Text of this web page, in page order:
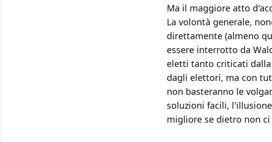
Ma il maggiore atto
La volontà generale,
direttamente (almeno
essere interrotto da
eletti tanto criticati
dagli elettori, ma con
non basteranno le
soluzioni facili,
migliore se dietro non